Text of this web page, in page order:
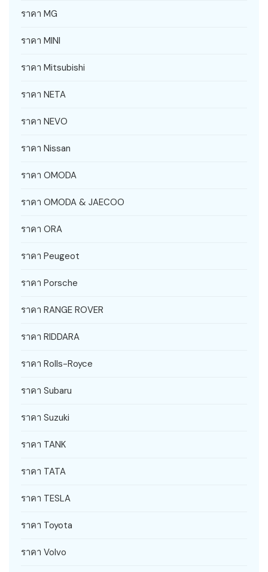
ราคา MG
ราคา MINI
ราคา Mitsubishi
ราคา NETA
ราคา NEVO
ราคา Nissan
ราคา OMODA
ราคา OMODA & JAECOO
ราคา ORA
ราคา Peugeot
ราคา Porsche
ราคา RANGE ROVER
ราคา RIDDARA
ราคา Rolls-Royce
ราคา Subaru
ราคา Suzuki
ราคา TANK
ราคา TATA
ราคา TESLA
ราคา Toyota
ราคา Volvo